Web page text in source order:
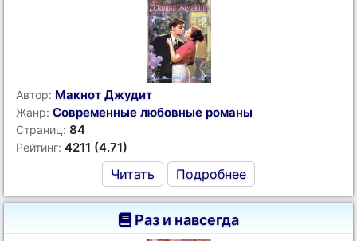
Автор: Макнот Джудит
Жанр: Современные любовные романы
Страниц: 84
Рейтинг: 4211 (4.71)
Читать Подробнее
Раз и навсегда